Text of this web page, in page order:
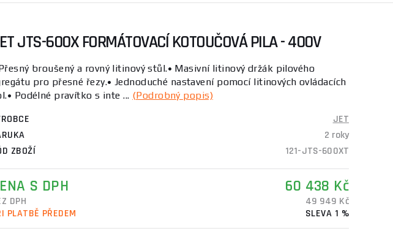
JTS-600X FORMÁTOVACÍ KOTOUČOVÁ PILA - 400V
broušený a rovný litinový stůl.• Masivní litinový držák pilového
pro přesné řezy.• Jednoduché nastavení pomocí litinových ovládacích
Podélné pravítko s inte ... (Podrobný popis)
JET
2 roky
ZBOŽÍ
121-JTS-600XT
S DPH 60 438 Kč
DPH
49 949 Kč
PLATBĚ PŘEDEM
SLEVA 1 %